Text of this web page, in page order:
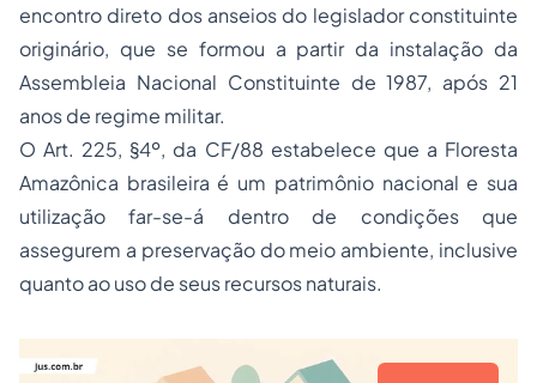
encontro direto dos anseios do legislador constituinte
originário, que se formou a partir da instalação da
Assembleia Nacional Constituinte de 1987, após 21
anos de regime militar.
O Art. 225, §4º, da CF/88 estabelece que a Floresta
Amazônica brasileira é um patrimônio nacional e sua
utilização far-se-á dentro de condições que
assegurem a preservação do meio ambiente, inclusive
quanto ao uso de seus recursos naturais.